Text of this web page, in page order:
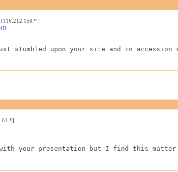
stumbled upon your site and in
with your presentation but I find this